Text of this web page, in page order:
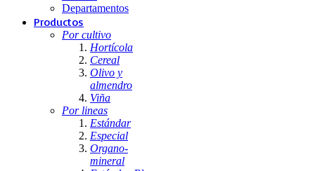
Departamentos
Productos
Por cultivo
Hortícola
Cereal
Olivo y
almendro
Viña
Por lineas
Estándar
Especial
Organo-
mineral